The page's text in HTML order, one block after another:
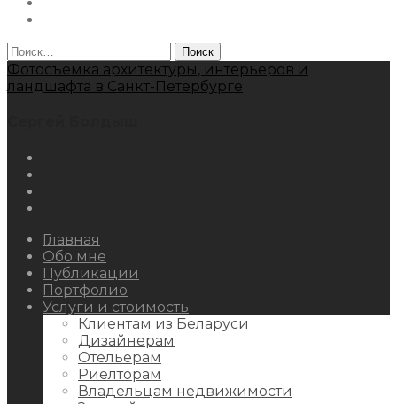
Найти:
Фотосъемка архитектуры, интерьеров и
ландшафта в Санкт-Петербурге
Главная
Обо мне
Публикации
Портфолио
Услуги и стоимость
Клиентам из Беларуси
Дизайнерам
Отельерам
Риелторам
Владельцам недвижимости